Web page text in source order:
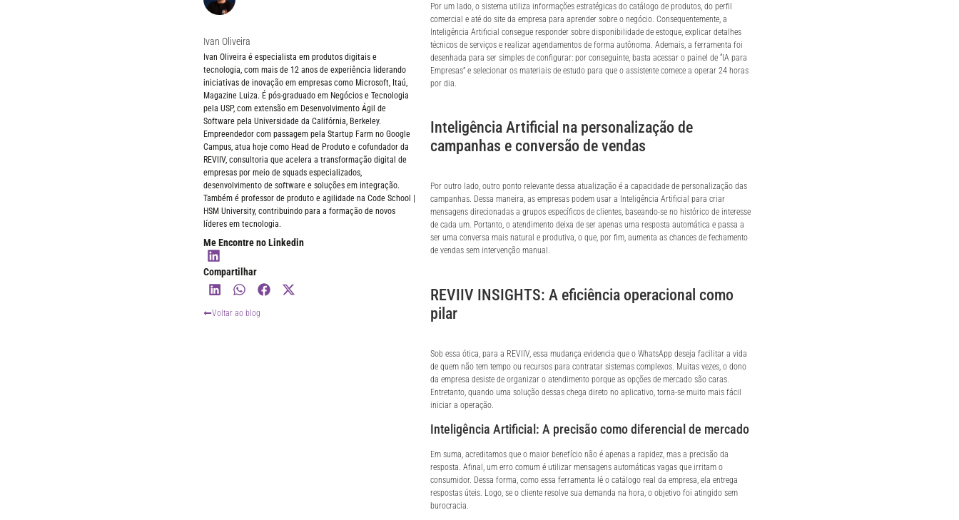
Ivan Oliveira
Ivan Oliveira é especialista em produtos digitais e
tecnologia, com mais de 12 anos de experiência liderando
iniciativas de inovação em empresas como Microsoft, Itaú,
Magazine Luiza. É pós-graduado em Negócios e Tecnologia
pela USP, com extensão em Desenvolvimento Ágil de
Software pela Universidade da Califórnia, Berkeley.
Empreendedor com passagem pela Startup Farm no Google
Campus, atua hoje como Head de Produto e cofundador da
REVIIV, consultoria que acelera a transformação digital de
empresas por meio de squads especializados,
desenvolvimento de software e soluções em integração.
Também é professor de produto e agilidade na Code School |
HSM University, contribuindo para a formação de novos
líderes em tecnologia.
Me Encontre no Linkedin
Compartilhar
Voltar ao blog
Por um lado, o sistema utiliza informações estratégicas do catálogo de produtos, do perfil
comercial e até do site da empresa para aprender sobre o negócio. Consequentemente, a
Inteligência Artificial consegue responder sobre disponibilidade de estoque, explicar detalhes
técnicos de serviços e realizar agendamentos de forma autônoma. Ademais, a ferramenta foi
desenhada para ser simples de configurar: por conseguinte, basta acessar o painel de “IA para
Empresas” e selecionar os materiais de estudo para que o assistente comece a operar 24 horas
por dia.
Inteligência Artificial na personalização de
campanhas e conversão de vendas
Por outro lado, outro ponto relevante dessa atualização é a capacidade de personalização das
campanhas. Dessa maneira, as empresas podem usar a Inteligência Artificial para criar
mensagens direcionadas a grupos específicos de clientes, baseando-se no histórico de interesse
de cada um. Portanto, o atendimento deixa de ser apenas uma resposta automática e passa a
ser uma conversa mais natural e produtiva, o que, por fim, aumenta as chances de fechamento
de vendas sem intervenção manual.
REVIIV INSIGHTS: A eficiência operacional como
pilar
Sob essa ótica, para a REVIIV, essa mudança evidencia que o WhatsApp deseja facilitar a vida
de quem não tem tempo ou recursos para contratar sistemas complexos. Muitas vezes, o dono
da empresa desiste de organizar o atendimento porque as opções de mercado são caras.
Entretanto, quando uma solução dessas chega direto no aplicativo, torna-se muito mais fácil
iniciar a operação.
Inteligência Artificial: A precisão como diferencial de mercado
Em suma, acreditamos que o maior benefício não é apenas a rapidez, mas a precisão da
resposta. Afinal, um erro comum é utilizar mensagens automáticas vagas que irritam o
consumidor. Dessa forma, como essa ferramenta lê o catálogo real da empresa, ela entrega
respostas úteis. Logo, se o cliente resolve sua demanda na hora, o objetivo foi atingido sem
burocracia.